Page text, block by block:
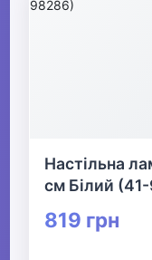
Настільна
см Білий
819 грн